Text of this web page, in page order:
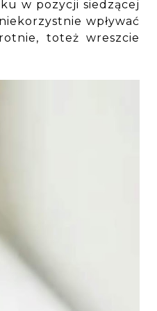
w pozycji siedzącej
wpływać
toteż wreszcie